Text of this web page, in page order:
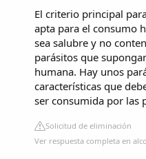
El criterio principal
apta para el consumo
sea salubre y no
parásitos que
humana. Hay unos
características que
ser consumida por las
Solicitud de eliminación
Ver respuesta completa en